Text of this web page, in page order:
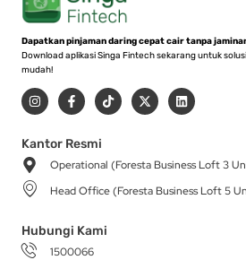
Dapatkan pinjaman daring cepat cair tanpa
Download aplikasi Singa Fintech sekarang untuk
mudah!
I
n
s
a
g
r
a
m
F
a
c
b
o
-
T
i
k
X
-
t
t
r
L
i
n
i
Kantor Resmi
Operational (Foresta Business Loft 3
Head Office (Foresta Business Loft 5
Hubungi Kami
1500066